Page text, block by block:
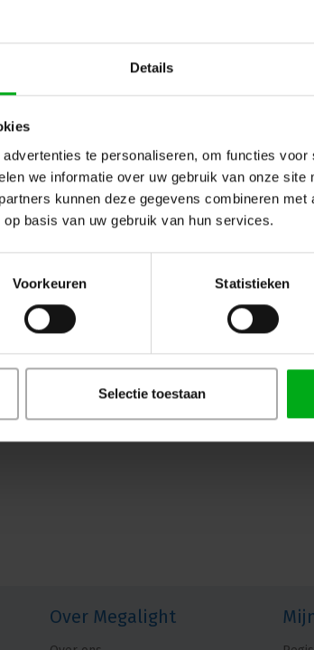
Details
te personaliseren, om functies voor
we informatie over uw gebruik van onze site
kunnen deze gegevens combineren met
basis van uw gebruik van hun services.
Voorkeuren Statistieken
Selectie toestaan
Discover the Neutrik NC4MXX-
black housing and high-quality
connections with stylish design.
Over Megalight